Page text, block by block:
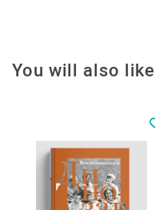
You will also like